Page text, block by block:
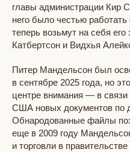
главы администрации Кир
него было честью
теперь возьмут на себя
Катбертсон и Видхья
Питер Мандельсон был
в сентябре 2025 года, но
центре внимания — в
США новых документов
Обнародованные файлы
еще в 2009 году
и торговли в